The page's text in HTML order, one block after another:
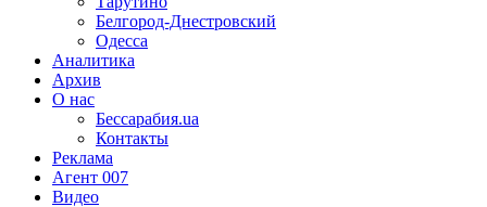
Белгород-Днестровский
Одесса
Аналитика
Архив
О нас
Бессарабия.ua
Контакты
Реклама
Агент 007
Видео